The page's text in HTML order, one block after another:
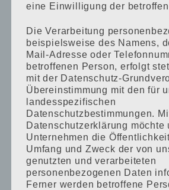
Primary
Sidebar
eine Einwilligung der
Die Verarbeitung
beispielsweise des Namens,
Mail-Adresse oder
betroffenen Person, erfolgt
mit der Datenschutz-
Übereinstimmung mit den für
landesspezifischen
Datenschutzbestimmungen.
Datenschutzerklärung möchte
Unternehmen die
Umfang und Zweck der von
genutzten und verarbeiteten
personenbezogenen Daten
Ferner werden betroffene